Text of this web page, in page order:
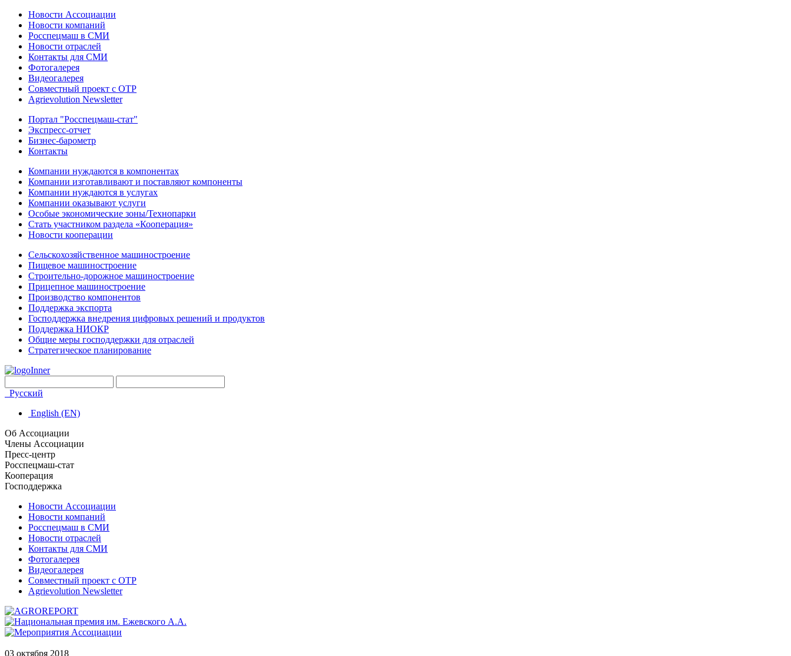
Новости Ассоциации
Новости компаний
Росспецмаш в СМИ
Новости отраслей
Контакты для СМИ
Фотогалерея
Видеогалерея
Совместный проект с ОТР
Agrievolution Newsletter
Портал "Росспецмаш-стат"
Экспресс-отчет
Бизнес-барометр
Контакты
Компании нуждаются в компонентах
Компании изготавливают и поставляют компоненты
Компании нуждаются в услугах
Компании оказывают услуги
Особые экономические зоны/Технопарки
Стать участником раздела «Кооперация»
Новости кооперации
Сельскохозяйственное машиностроение
Пищевое машиностроение
Строительно-дорожное машиностроение
Прицепное машиностроение
Производство компонентов
Поддержка экспорта
Господдержка внедрения цифровых решений и продуктов
Поддержка НИОКР
Общие меры господдержки для отраслей
Стратегическое планирование
Русский
English (EN)
Об Ассоциации
Члены Ассоциации
Пресс-центр
Росспецмаш-стат
Кооперация
Господдержка
Новости Ассоциации
Новости компаний
Росспецмаш в СМИ
Новости отраслей
Контакты для СМИ
Фотогалерея
Видеогалерея
Совместный проект с ОТР
Agrievolution Newsletter
03 октября 2018